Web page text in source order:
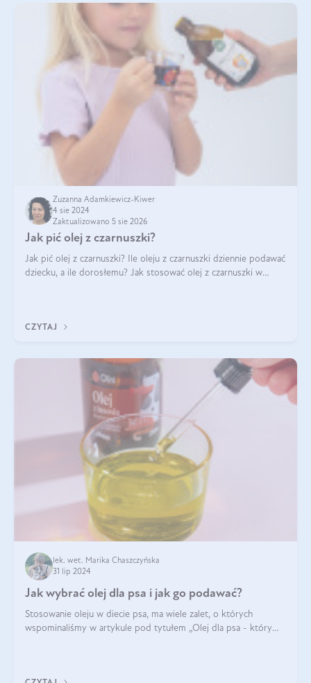
Zuzanna Adamkiewicz-Kiwer
4 sie 2024
Zaktualizowano 5 sie 2026
Jak pić olej z czarnuszki?
Jak pić olej z czarnuszki? Ile oleju z czarnuszki dziennie podawać
dziecku, a ile dorosłemu? Jak stosować olej z czarnuszki w
CZYTAJ
lek. wet. Marika Chaszczyńska
31 lip 2024
Jak wybrać olej dla psa i jak go podawać?
Stosowanie oleju w diecie psa, ma wiele zalet, o których
wspominaliśmy w artykule pod tytułem „Olej dla psa - który